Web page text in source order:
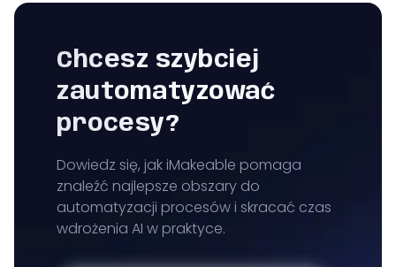
Chcesz szybciej
zautomatyzować
procesy?
Dowiedz się, jak iMakeable pomaga
znaleźć najlepsze obszary do
automatyzacji procesów i skracać czas
wdrożenia AI w praktyce.